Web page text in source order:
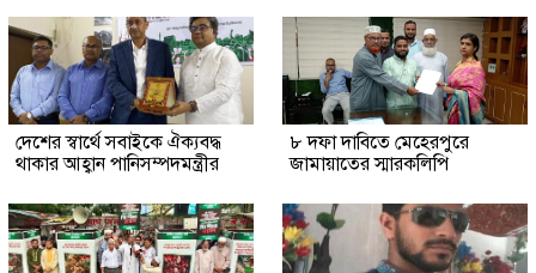
দেশের স্বার্থে সবাইকে ঐক্যবদ্ধ
থাকার আহ্বান পানিসম্পদমন্ত্রীর
৮ দফা দাবিতে মেহেরপুরে
জামায়াতের স্মারকলিপি